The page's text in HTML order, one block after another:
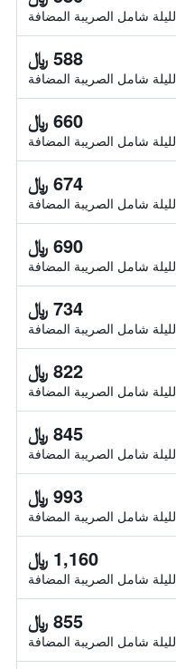
شامل الصريبة المضافة
588 ﷼
شامل الصريبة المضافة
660 ﷼
شامل الصريبة المضافة
674 ﷼
شامل الصريبة المضافة
690 ﷼
شامل الصريبة المضافة
734 ﷼
شامل الصريبة المضافة
822 ﷼
شامل الصريبة المضافة
845 ﷼
شامل الصريبة المضافة
993 ﷼
شامل الصريبة المضافة
1,160 ﷼
شامل الصريبة المضافة
855 ﷼
شامل الصريبة المضافة